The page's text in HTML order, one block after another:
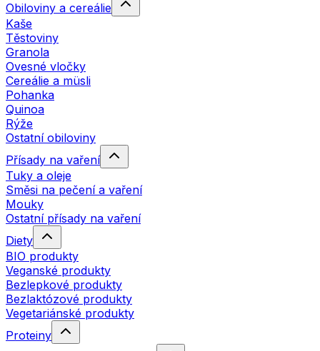
Obiloviny a cereálie
Kaše
Těstoviny
Granola
Ovesné vločky
Cereálie a müsli
Pohanka
Quinoa
Rýže
Ostatní obiloviny
Přísady na vaření
Tuky a oleje
Směsi na pečení a vaření
Mouky
Ostatní přísady na vaření
Diety
BIO produkty
Veganské produkty
Bezlepkové produkty
Bezlaktózové produkty
Vegetariánské produkty
Proteiny